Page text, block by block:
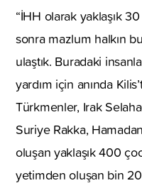
“İHH olarak yaklaşık
sonra mazlum halkın
ulaştık. Buradaki
yardım için anında
Türkmenler, Irak
Suriye Rakka,
oluşan yaklaşık 400
yetimden oluşan bin